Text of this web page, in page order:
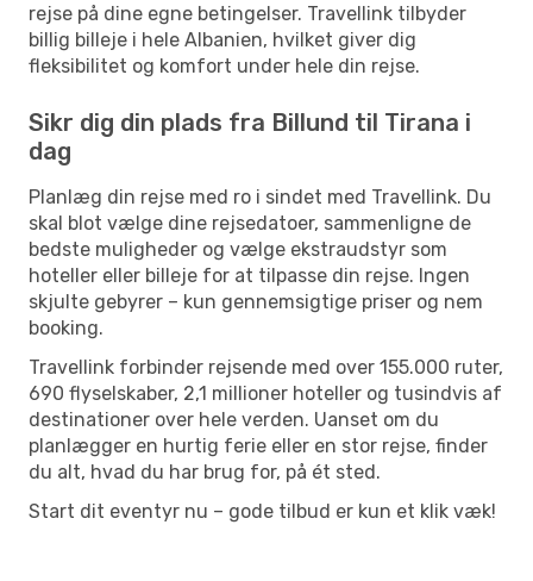
rejse på dine egne betingelser. Travellink tilbyder
billig billeje i hele Albanien, hvilket giver dig
fleksibilitet og komfort under hele din rejse.
Sikr dig din plads fra Billund til Tirana i
dag
Planlæg din rejse med ro i sindet med Travellink. Du
skal blot vælge dine rejsedatoer, sammenligne de
bedste muligheder og vælge ekstraudstyr som
hoteller eller billeje for at tilpasse din rejse. Ingen
skjulte gebyrer – kun gennemsigtige priser og nem
booking.
Travellink forbinder rejsende med over 155.000 ruter,
690 flyselskaber, 2,1 millioner hoteller og tusindvis af
destinationer over hele verden. Uanset om du
planlægger en hurtig ferie eller en stor rejse, finder
du alt, hvad du har brug for, på ét sted.
Start dit eventyr nu – gode tilbud er kun et klik væk!